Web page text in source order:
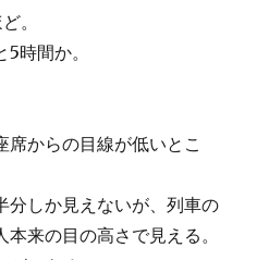
。
時間か。
席からの目線が低いとこ
分しか見えないが、列車の
来の目の高さで見える。